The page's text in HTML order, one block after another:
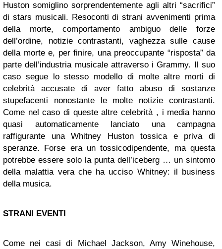
Huston somiglino sorprendentemente agli altri “sacrifici”
di stars musicali. Resoconti di strani avvenimenti prima
della morte, comportamento ambiguo delle forze
dell’ordine, notizie contrastanti, vaghezza sulle cause
della morte e, per finire, una preoccupante “risposta” da
parte dell’industria musicale attraverso i Grammy. Il suo
caso segue lo stesso modello di molte altre morti di
celebrità accusate di aver fatto abuso di sostanze
stupefacenti nonostante le molte notizie contrastanti.
Come nel caso di queste altre celebrità , i media hanno
quasi automaticamente lanciato una campagna
raffigurante una Whitney Huston tossica e priva di
speranze. Forse era un tossicodipendente, ma questa
potrebbe essere solo la punta dell’iceberg … un sintomo
della malattia vera che ha ucciso Whitney: il business
della musica.
STRANI EVENTI
Come nei casi di Michael Jackson, Amy Winehouse,